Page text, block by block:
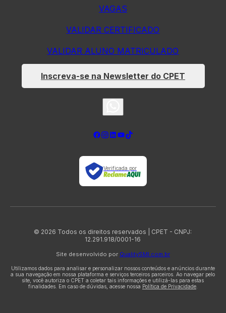
VAGAS
VALIDAR CERTIFICADO
VALIDAR ALUNO MATRICULADO
Inscreva-se na Newsletter do CPET
Verificada por
© 2026 Todos os direitos reservados | CPET - CNPJ:
12.291.918/0001-16
Site desenvolvido por QualitySMI.com.br
Utilizamos dados para analisar e personalizar nossos conteúdos e anúncios durante
a sua navegação em nossa plataforma e serviços terceiros parceiros. Ao navegar pelo
site, você autoriza o CPET a coletar tais informações e utilizá-las para estas
finalidades. Em caso de dúvidas, acesse nossa Política de Privacidade